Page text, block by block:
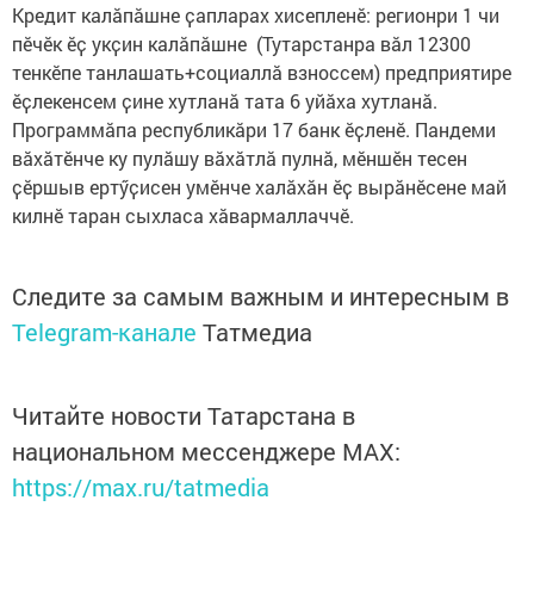
Кредит калӑпӑшне ҫапларах хисепленӗ: регионри 1 чи
пӗчӗк ӗҫ укҫин калӑпӑшне (Тутарстанра вӑл 12300
тенкӗпе танлашать+социаллӑ взноссем) предприятире
ӗҫлекенсем ҫине хутланӑ тата 6 уйӑха хутланӑ.
Программӑпа республикӑри 17 банк ӗҫленӗ. Пандеми
вӑхӑтӗнче ку пулӑшу вӑхӑтлӑ пулнӑ, мӗншӗн тесен
ҫӗршыв ертӳҫисен умӗнче халӑхӑн ӗҫ вырӑнӗсене май
килнӗ таран сыхласа хӑвармаллаччӗ.
Следите за самым важным и интересным в
Telegram-канале Татмедиа
Читайте новости Татарстана в
национальном мессенджере MАХ:
https://max.ru/tatmedia